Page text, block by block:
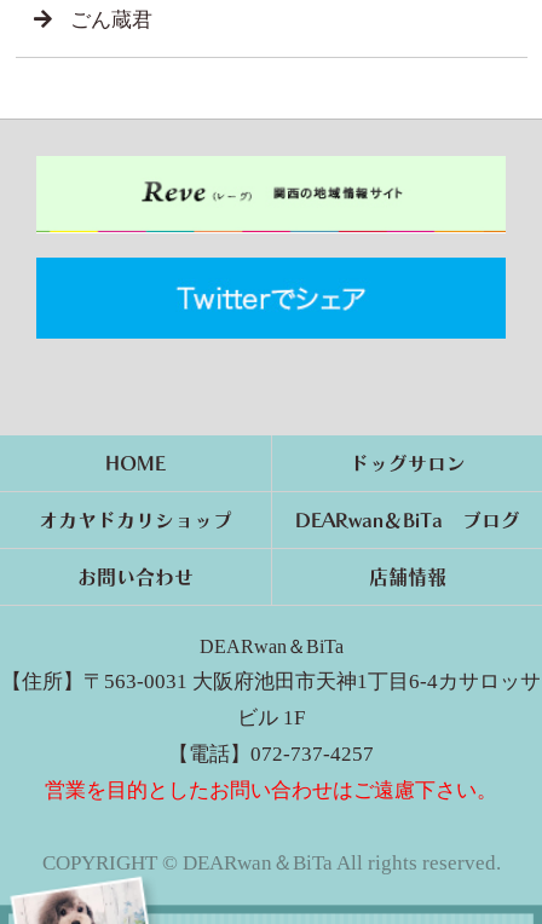
ごん蔵君
HOME ドッグサロン
オカヤドカリショップ DEARwan＆BiTa ブログ
お問い合わせ 店舗情報
DEARwan＆BiTa
【住所】〒563-0031 大阪府池田市天神1丁目6-4カサロッサ
ビル 1F
【電話】072-737-4257
営業を目的としたお問い合わせはご遠慮下さい。
COPYRIGHT © DEARwan＆BiTa All rights reserved.